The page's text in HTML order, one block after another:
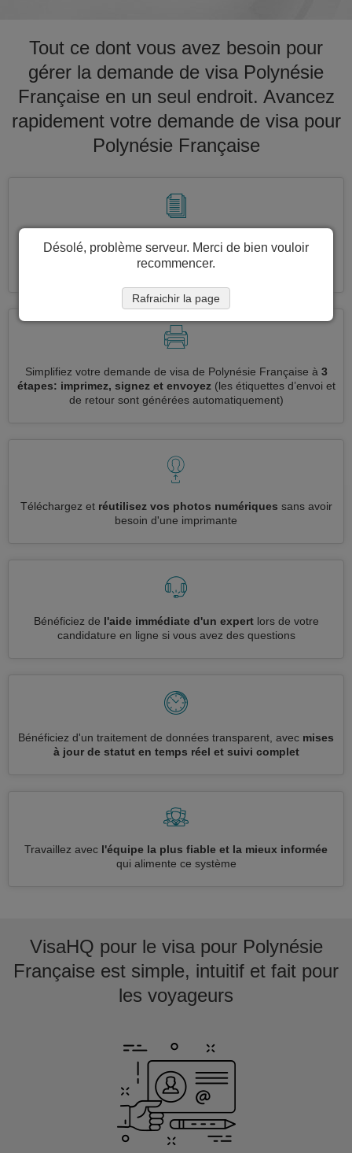
Tout ce dont vous avez besoin pour
gérer la demande de visa Polynésie
Française en un seul endroit. Avancez
rapidement votre demande de visa pour
Polynésie Française
Demandez plusieurs demandes de visa en même temps
automatiquement, sans avoir à saisir des informations
répétitives
Simplifiez votre demande de visa de Polynésie Française à 3
étapes: imprimez, signez et envoyez (les étiquettes d’envoi et
de retour sont générées automatiquement)
Téléchargez et réutilisez vos photos numériques sans avoir
besoin d'une imprimante
Bénéficiez de l'aide immédiate d'un expertlors de votre
candidature en ligne si vous avez des questions
Bénéficiez d'un traitement de données transparent, avec mises
à jour de statut en temps réel et suivi complet
Travaillez avec l'équipe la plus fiable et la mieux informée
qui alimente ce système
VisaHQ pour le visa pour Polynésie
Française est simple, intuitif et fait pour
les voyageurs
Désolé, problème serveur. Merci de bien vouloir
recommencer.
Rafraichir la page